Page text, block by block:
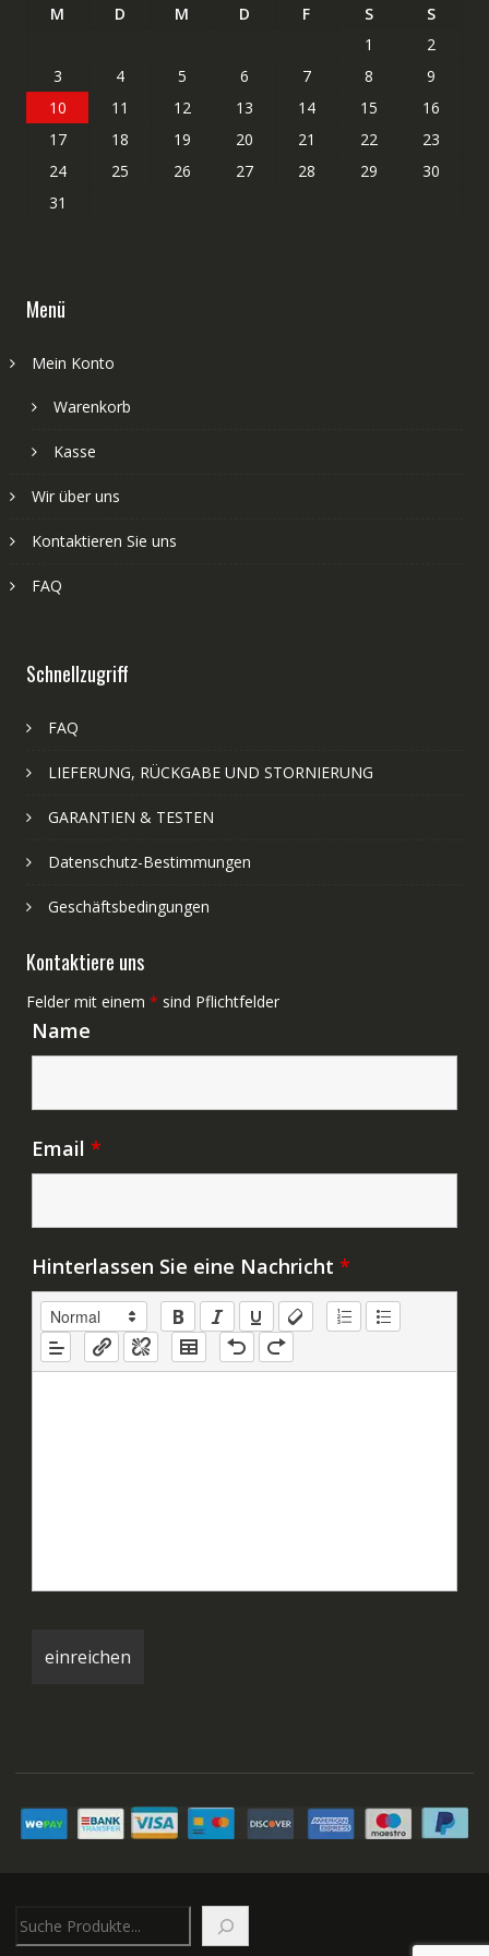
M D M D F S
S
1
2
3
4 5 6 7 8
9
10
11 12 13 14 15
16
17
18 19 20 21 22
23
24
25 26 27 28 29
30
31
Menü
Mein Konto
Warenkorb
Kasse
Wir über uns
Kontaktieren Sie uns
FAQ
Schnellzugriff
FAQ
LIEFERUNG, RÜCKGABE UND STORNIERUNG
GARANTIEN & TESTEN
Datenschutz-Bestimmungen
Geschäftsbedingungen
Kontaktiere uns
Felder mit einem * sind Pflichtfelder
Name
Email *
Hinterlassen Sie eine Nachricht *